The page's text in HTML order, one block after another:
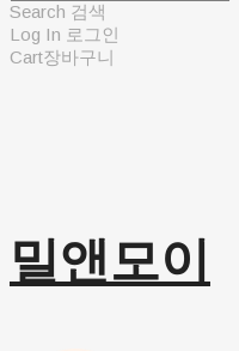
Search 검색
Log In 로그인
Cart장바구니
밀앤모이